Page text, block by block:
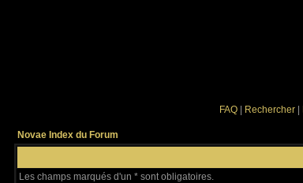
FAQ Rechercher
Novae Index du Forum
Les champs marqués d'un * sont obligatoires.